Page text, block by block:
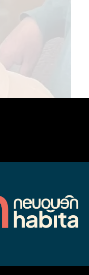
taller sobre los derechos